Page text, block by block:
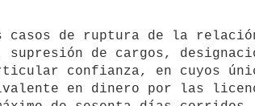
de cargos,
confianza, en cuyos
en dinero por las